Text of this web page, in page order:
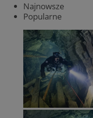
Najnowsze
Popularne